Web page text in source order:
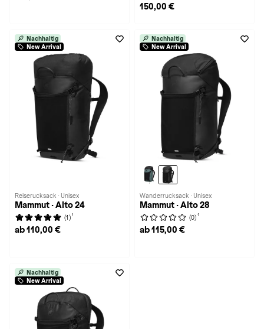
150,00 €
Nachhaltig
New Arrival
Reiserucksack · Unisex
Mammut · Alto 24
(1) 1
ab 110,00 €
Nachhaltig
New Arrival
Wanderrucksack · Unisex
Mammut · Alto 28
(0) 1
ab 115,00 €
Nachhaltig
New Arrival